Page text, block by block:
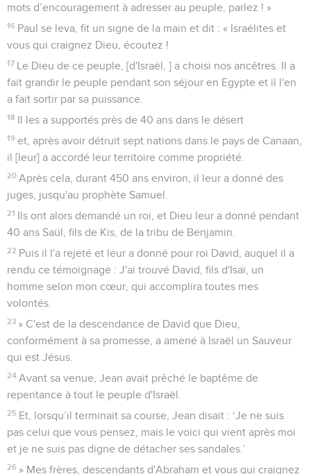
mots d’encouragement à adresser au peuple, parlez ! »
16 Paul se leva, fit un signe de la main et dit : « Israélites et
vous qui craignez Dieu, écoutez !
17 Le Dieu de ce peuple, [d'Israël, ] a choisi nos ancêtres. Il a
fait grandir le peuple pendant son séjour en Egypte et il l'en
a fait sortir par sa puissance.
18 Il les a supportés près de 40 ans dans le désert
19 et, après avoir détruit sept nations dans le pays de Canaan,
il [leur] a accordé leur territoire comme propriété.
20 Après cela, durant 450 ans environ, il leur a donné des
juges, jusqu'au prophète Samuel.
21 Ils ont alors demandé un roi, et Dieu leur a donné pendant
40 ans Saül, fils de Kis, de la tribu de Benjamin.
22 Puis il l'a rejeté et leur a donné pour roi David, auquel il a
rendu ce témoignage : J'ai trouvé David, fils d'Isaï, un
homme selon mon cœur, qui accomplira toutes mes
volontés.
23 » C'est de la descendance de David que Dieu,
conformément à sa promesse, a amené à Israël un Sauveur
qui est Jésus.
24 Avant sa venue, Jean avait prêché le baptême de
repentance à tout le peuple d'Israël.
25 Et, lorsqu’il terminait sa course, Jean disait : ‘Je ne suis
pas celui que vous pensez, mais le voici qui vient après moi
et je ne suis pas digne de détacher ses sandales.’
26 » Mes frères, descendants d'Abraham et vous qui craignez